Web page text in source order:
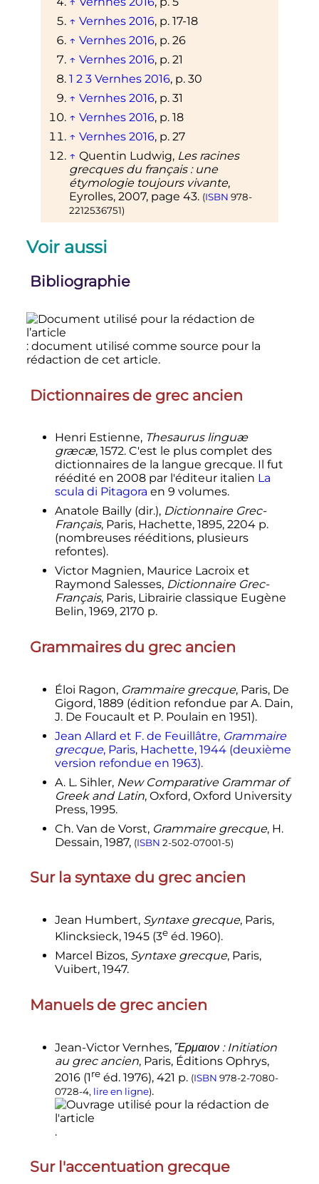
↑ Vernhes 2016, p. 17-18
↑ Vernhes 2016, p. 26
↑ Vernhes 2016, p. 21
1 2 3 Vernhes 2016, p. 30
↑ Vernhes 2016, p. 31
↑ Vernhes 2016, p. 18
↑ Vernhes 2016, p. 27
↑ Quentin Ludwig, Les racines
grecques du français : une
étymologie toujours vivante,
Eyrolles, 2007, page 43. (ISBN 978-
2212536751)
Voir aussi
Bibliographie
: document utilisé comme source pour la
rédaction de cet article.
Dictionnaires de grec ancien
Henri Estienne, Thesaurus linguæ
græcæ, 1572. C'est le plus complet des
dictionnaires de la langue grecque. Il fut
réédité en 2008 par l'éditeur italien La
scula di Pitagora en 9 volumes.
Anatole Bailly (dir.), Dictionnaire Grec-
Français, Paris, Hachette, 1895, 2204 p.
(nombreuses rééditions, plusieurs
refontes).
Victor Magnien, Maurice Lacroix et
Raymond Salesses, Dictionnaire Grec-
Français, Paris, Librairie classique Eugène
Belin, 1969, 2170 p.
Grammaires du grec ancien
Éloi Ragon, Grammaire grecque, Paris, De
Gigord, 1889 (édition refondue par A. Dain,
J. De Foucault et P. Poulain en 1951).
Jean Allard et F. de Feuillâtre, Grammaire
grecque, Paris, Hachette, 1944 (deuxième
version refondue en 1963).
A. L. Sihler, New Comparative Grammar of
Greek and Latin, Oxford, Oxford University
Press, 1995.
Ch. Van de Vorst, Grammaire grecque, H.
Dessain, 1987, (ISBN 2-502-07001-5)
Sur la syntaxe du grec ancien
Jean Humbert, Syntaxe grecque, Paris,
Klincksieck, 1945 (3eéd. 1960).
Marcel Bizos, Syntaxe grecque, Paris,
Vuibert, 1947.
Manuels de grec ancien
Jean-Victor Vernhes, Ἕρμαιον : Initiation
au grec ancien, Paris, Éditions Ophrys,
2016(1re éd.1976), 421 p. (ISBN 978-2-7080-
0728-4, lire en ligne).
.
Sur l'accentuation grecque